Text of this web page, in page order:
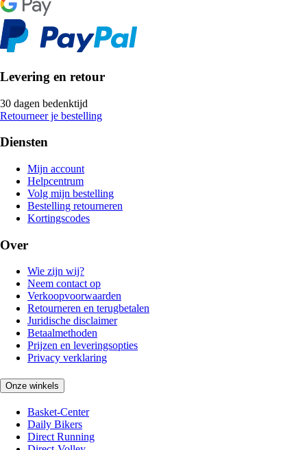
Levering en retour
30 dagen bedenktijd
Retourneer je bestelling
Diensten
Mijn account
Helpcentrum
Volg mijn bestelling
Bestelling retourneren
Kortingscodes
Over
Wie zijn wij?
Neem contact op
Verkoopvoorwaarden
Retourneren en terugbetalen
Juridische disclaimer
Betaalmethoden
Prijzen en leveringsopties
Privacy verklaring
Onze winkels
Basket-Center
Daily Bikers
Direct Running